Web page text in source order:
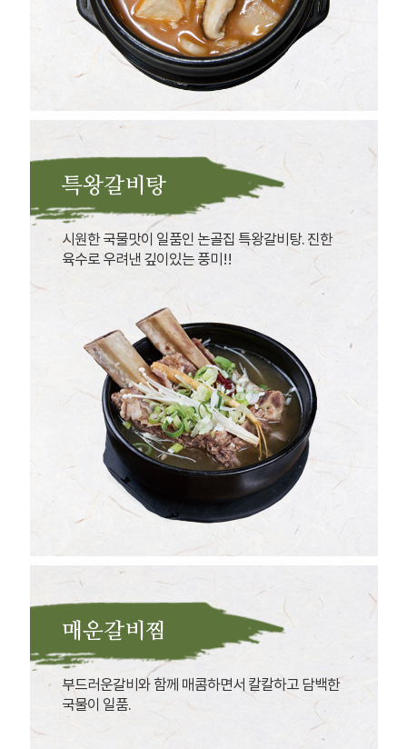
특왕갈비탕
시원한 국물맛이 일품인 논골집 특왕갈비탕. 진한
육수로 우려낸 깊이있는 풍미!!
매운갈비찜
부드러운갈비와 함께 매콤하면서 칼칼하고 담백한
국물이 일품.